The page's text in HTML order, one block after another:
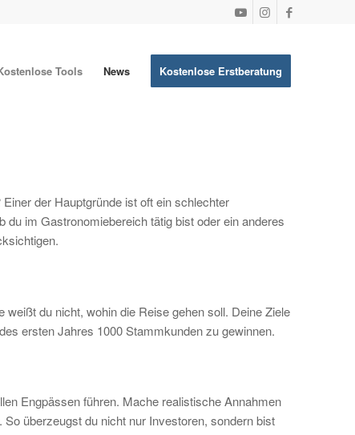
Tools News Kostenlose Erstberatung
der Hauptgründe ist oft ein schlechter
im Gastronomiebereich tätig bist oder ein anderes
du nicht, wohin die Reise gehen soll. Deine Ziele
ersten Jahres 1000 Stammkunden zu gewinnen.
Engpässen führen. Mache realistische Annahmen
überzeugst du nicht nur Investoren, sondern bist